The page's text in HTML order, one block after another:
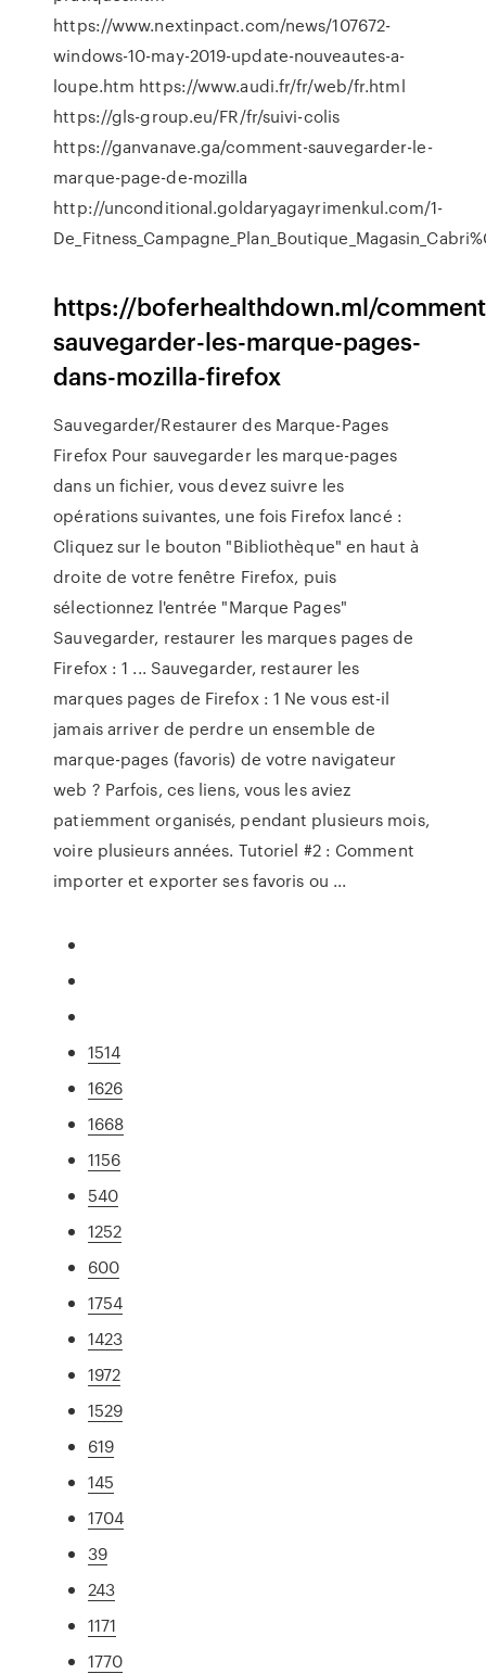
https://www.nextinpact.com/news/107672-
windows-10-may-2019-update-nouveautes-a-
loupe.htm https://www.audi.fr/fr/web/fr.html
https://gls-group.eu/FR/fr/suivi-colis
https://ganvanave.ga/comment-sauvegarder-le-
marque-page-de-mozilla
http://unconditional.goldaryagayrimenkul.com/1-
https://boferhealthdown.ml/
sauvegarder-les-marque-pages-
dans-mozilla-firefox
Sauvegarder/Restaurer des Marque-Pages
Firefox Pour sauvegarder les marque-pages
dans un fichier, vous devez suivre les
opérations suivantes, une fois Firefox lancé :
Cliquez sur le bouton "Bibliothèque" en haut à
droite de votre fenêtre Firefox, puis
sélectionnez l'entrée "Marque Pages"
Sauvegarder, restaurer les marques pages de
Firefox : 1 ... Sauvegarder, restaurer les
marques pages de Firefox : 1 Ne vous est-il
jamais arriver de perdre un ensemble de
marque-pages (favoris) de votre navigateur
web ? Parfois, ces liens, vous les aviez
patiemment organisés, pendant plusieurs mois,
voire plusieurs années. Tutoriel #2 : Comment
importer et exporter ses favoris ou ...
1514
1626
1668
1156
540
1252
600
1754
1423
1972
1529
619
145
1704
39
243
1171
1770